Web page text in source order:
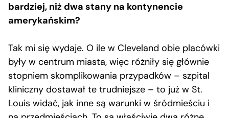
bardziej, niż dwa stany na kontynencie
amerykańskim?
Tak mi się wydaje. O ile w Cleveland obie placówki
były w centrum miasta, więc różniły się głównie
stopniem skomplikowania przypadków – szpital
kliniczny dostawał te trudniejsze – to już w St.
Louis widać, jak inne są warunki w śródmieściu i